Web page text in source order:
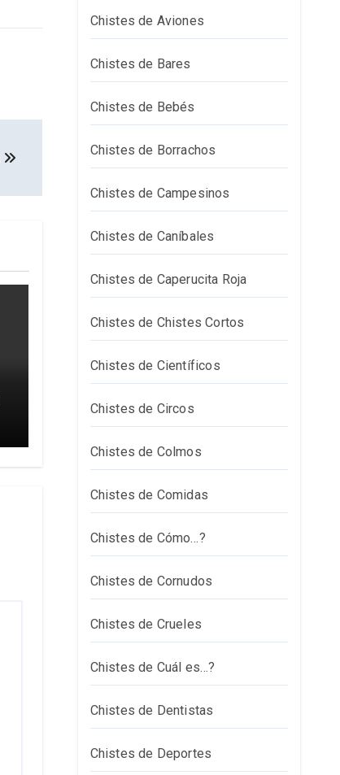
Chistes de Aviones
Chistes de Bares
Chistes de Bebés
Chistes de Borrachos
Chistes de Campesinos
Chistes de Caníbales
Chistes de Caperucita Roja
Chistes de Chistes Cortos
Chistes de Científicos
Chistes de Circos
Chistes de Colmos
Chistes de Comidas
Chistes de Cómo…?
Chistes de Cornudos
Chistes de Crueles
Chistes de Cuál es…?
Chistes de Dentistas
Chistes de Deportes